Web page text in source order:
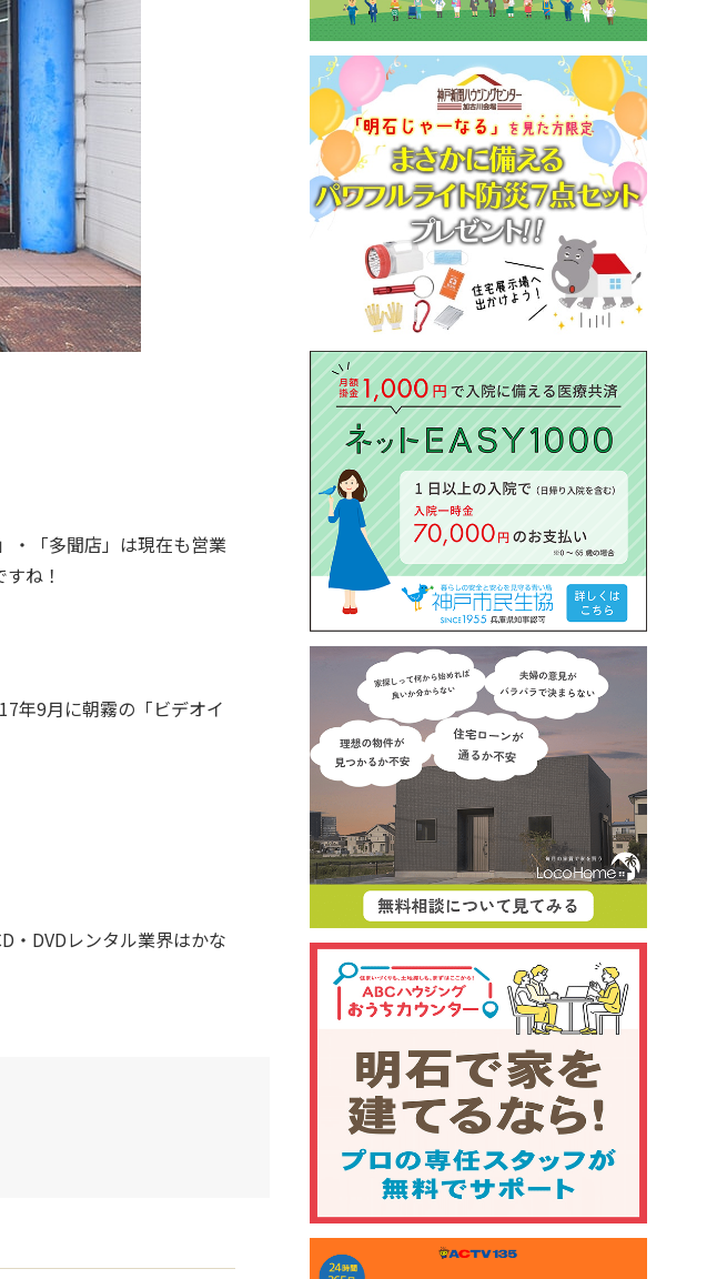
・「多聞店」は現在も営業
ね！
年9月に朝霧の「ビデオイ
・DVDレンタル業界はかな